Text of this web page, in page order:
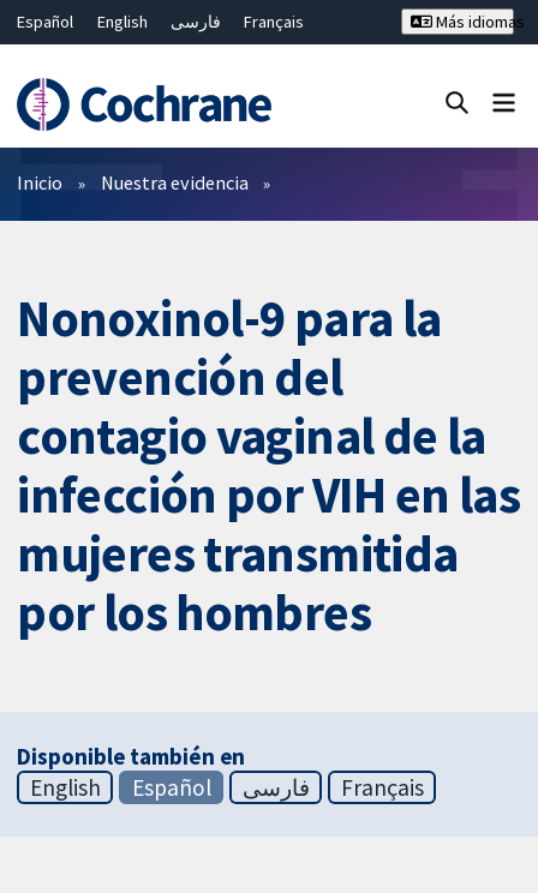
Español English فارسی
Français
Bahasa Malaysia
ไทย 繁體中文
Más idiomas
Filtros
Inicio Nuestra evidencia
Nonoxinol-9 para la
prevención del
contagio vaginal de la
infección por VIH en las
mujeres transmitida
por los hombres
Disponible también en
English
Español فارسی Français